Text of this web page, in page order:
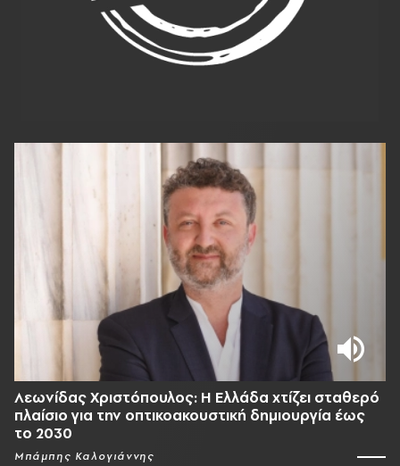
Λεωνίδας Χριστόπουλος: Η Ελλάδα χτίζει σταθερό
πλαίσιο για την οπτικοακουστική δημιουργία έως
το 2030
Μπάμπης Καλογιάννης